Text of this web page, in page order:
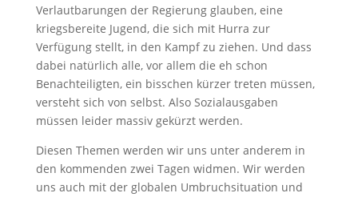
Verlautbarungen der Regierung glauben, eine
kriegsbereite Jugend, die sich mit Hurra zur
Verfügung stellt, in den Kampf zu ziehen. Und dass
dabei natürlich alle, vor allem die eh schon
Benachteiligten, ein bisschen kürzer treten müssen,
versteht sich von selbst. Also Sozialausgaben
müssen leider massiv gekürzt werden.
Diesen Themen werden wir uns unter anderem in
den kommenden zwei Tagen widmen. Wir werden
uns auch mit der globalen Umbruchsituation und